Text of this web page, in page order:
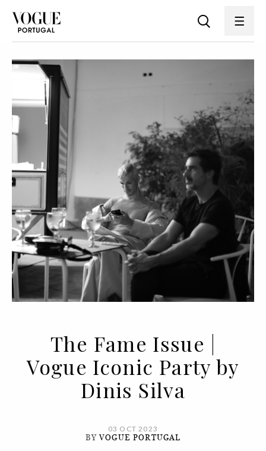
The Fame Issue |
Vogue Iconic Party by
Dinis Silva
03 OCT 2023
BYVOGUE PORTUGAL